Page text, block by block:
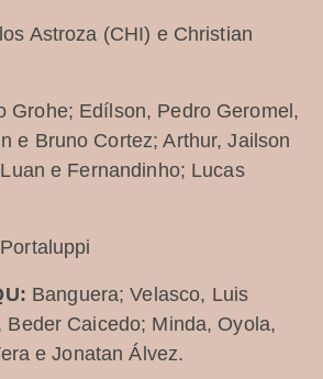
Astroza (CHI) e Christian
Grohe; Edílson, Pedro Geromel,
e Bruno Cortez; Arthur, Jailson
e Fernandinho; Lucas
Banguera; Velasco, Luis
Beder Caicedo; Minda, Oyola,
e Jonatan Álvez.